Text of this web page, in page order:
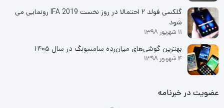
گلکسی فولد ۲ احتمالا در روز نخست IFA 2019 رونمایی می
شود
11 شهریور 1398
بهترین گوشی‌های میان‌رده سامسونگ در سال ۱۴۰۵
4 شهریور 1398
عضویت در خبرنامه